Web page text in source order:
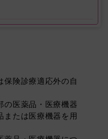
険診療適応外の自
の医薬品・医療機器
または医療機器を用